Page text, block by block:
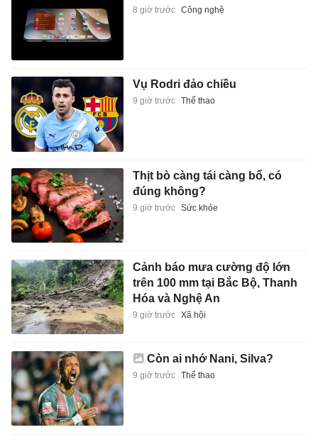
8 giờ trước Công nghệ
Vụ Rodri đảo chiều
9 giờ trước Thể thao
Thịt bò càng tái càng bổ, có
đúng không?
9 giờ trước Sức khỏe
Cảnh báo mưa cường độ lớn
trên 100 mm tại Bắc Bộ, Thanh
Hóa và Nghệ An
9 giờ trước Xã hội
Còn ai nhớ Nani, Silva?
9 giờ trước Thể thao